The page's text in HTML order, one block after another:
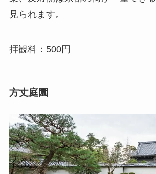
見られます。
拝観料：500円
方丈庭園